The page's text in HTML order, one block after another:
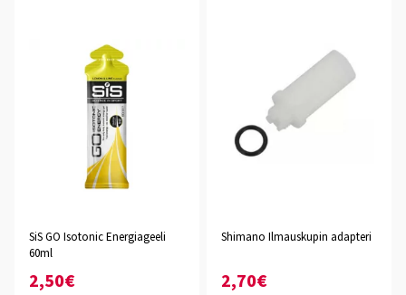
SiS GO Isotonic Energiageeli
60ml
2,50€
Shimano Ilmauskupin adapteri
2,70€